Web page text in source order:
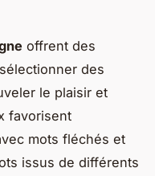
offrent des
des
le plaisir et
favorisent
mots fléchés et
issus de différents